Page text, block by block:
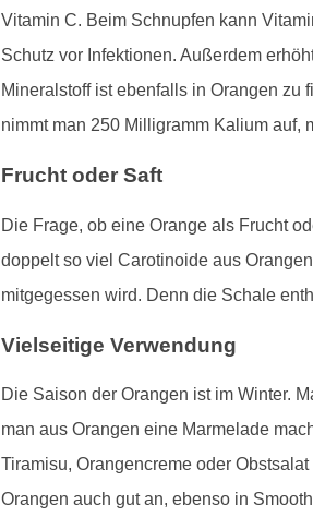
Vitamin C. Beim Schnupfen kann
Schutz vor Infektionen. Außerdem
Mineralstoff ist ebenfalls in Orangen zu
nimmt man 250 Milligramm Kalium auf,
Frucht oder Saft
Die Frage, ob eine Orange als Frucht
doppelt so viel Carotinoide aus
mitgegessen wird. Denn die Schale
Vielseitige Verwendung
Die Saison der Orangen ist im Winter.
man aus Orangen eine Marmelade
Tiramisu, Orangencreme oder
Orangen auch gut an, ebenso in